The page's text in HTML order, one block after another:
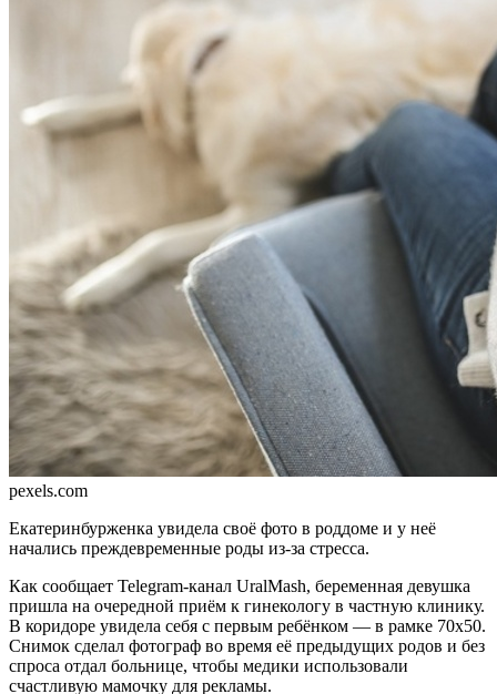
pexels.com
Екатеринбурженка увидела своё фото в роддоме и у неё
начались преждевременные роды из-за стресса.
Как сообщает Telegram-канал UralMash, беременная девушка
пришла на очередной приём к гинекологу в частную клинику.
В коридоре увидела себя с первым ребёнком — в рамке 70х50.
Снимок сделал фотограф во время её предыдущих родов и без
спроса отдал больнице, чтобы медики использовали
счастливую мамочку для рекламы.